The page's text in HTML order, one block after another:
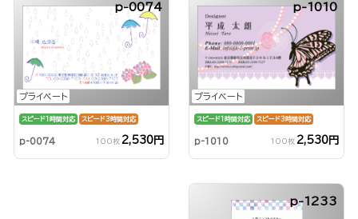
プライベート
p-0074
スピード1時間対応 スピード3時間対応
p-0074 100枚 2,530円
プライベート
p-1010
スピード1時間対応 スピード3時間対応
p-1010 100枚 2,530円
p-1233